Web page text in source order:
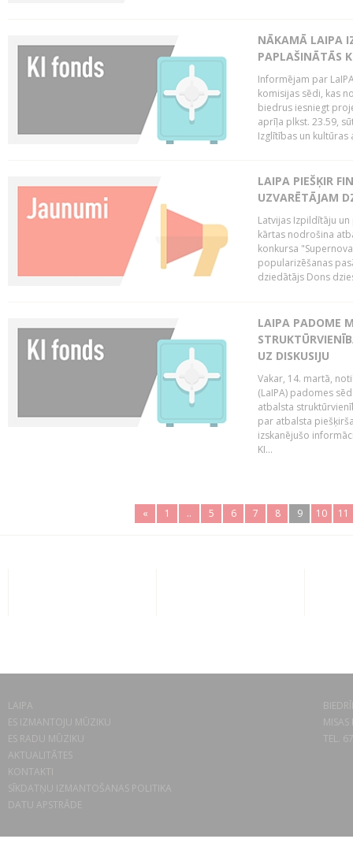
NĀKAMĀ LAIPA
PAPLAŠINĀTĀS
Informējam par
komisijas sēdi, kas
biedrus iesniegt
aprīļa plkst. 23.59,
Izglītības un kultūras
LAIPA PIEŠĶIR
UZVARĒTĀJAM
Latvijas Izpildītāju
kārtas nodrošina
konkursa
popularizēšanas
dziedātājs Dons
LAIPA PADOME
UZ DISKUSIJU
Vakar, 14. martā,
(LaIPA) padomes
atbalsta
par atbalsta
izskanējušo
KI...
« 1 .. 5 6 7 8 9 10 11
LAIPA
ES IZMANTOJU MŪZIKU
ES RADU MŪZIKU
AKTUALITĀTES
KONTAKTI
SĪKDATŅU IZMANTOŠANAS POLITIKA
DATU APSTRĀDE
TEL.